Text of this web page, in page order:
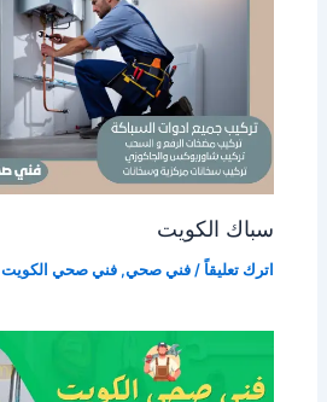
سباك الكويت
اترك تعليقاً /فني صحي,فني صحي الكويت